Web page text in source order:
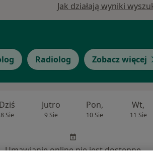
Jak działają wyniki
Radiolog Zobacz więcej
Dziś
8 Sie
Jutro
9 Sie
Pon,
10 Sie
Wt,
11 Sie
Umawianie online nie jest dostępne